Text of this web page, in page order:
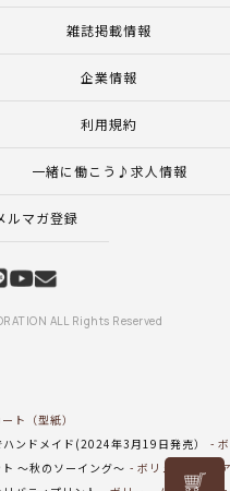
リリヤン
雑誌掲載情報
企業情報
利用規約
一緒に働こう♪求人情報
ルマガ登録
ALL Rights Reserved
ト（型紙）
ンドメイド(2024年3月19日発売）
～秋のソーイング～
ボリュームフレ